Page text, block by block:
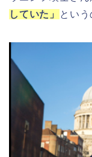
していた」
という